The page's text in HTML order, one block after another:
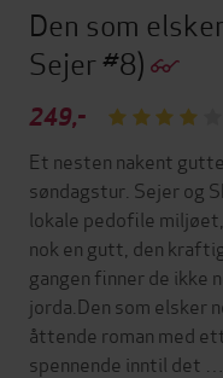
Den som
Sejer #8)
249,-
Et nesten nakent
søndagstur. Sejer og
lokale pedofile
nok en gutt, den
gangen finner de ikke
jorda.Den som elsker
åttende roman med
spennende inntil det …